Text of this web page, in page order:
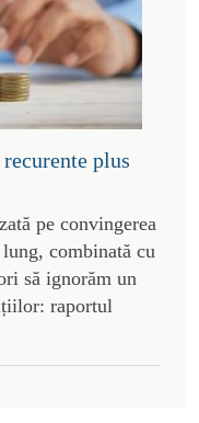
plus
pe convingerea
combinată cu
să ignorăm un
raportul